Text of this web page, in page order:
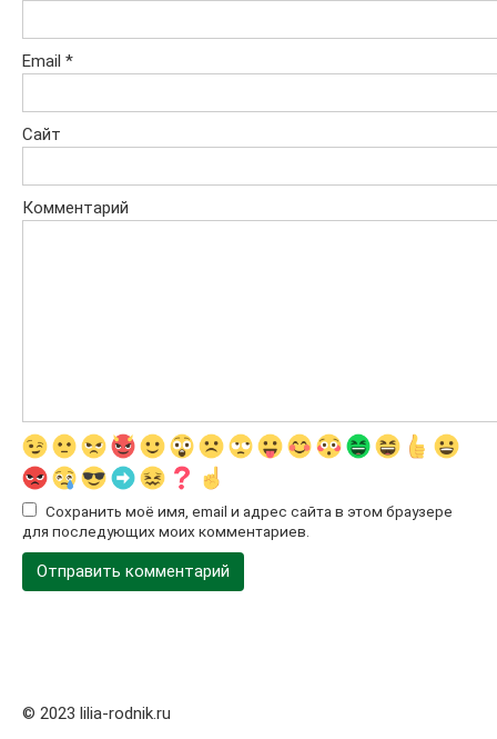
Email *
Сайт
Комментарий
Сохранить моё имя, email и адрес сайта в этом браузере
для последующих моих комментариев.
© 2023 lilia-rodnik.ru